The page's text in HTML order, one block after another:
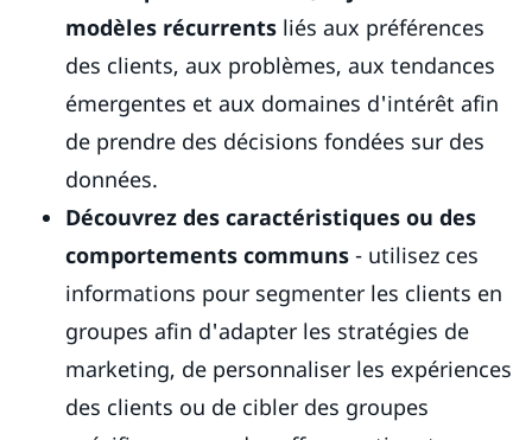
modèles récurrents liés aux préférences
des clients, aux problèmes, aux tendances
émergentes et aux domaines d'intérêt afin
de prendre des décisions fondées sur des
données.
Découvrez des caractéristiques ou des
comportements communs - utilisez ces
informations pour segmenter les clients en
groupes afin d'adapter les stratégies de
marketing, de personnaliser les expériences
des clients ou de cibler des groupes